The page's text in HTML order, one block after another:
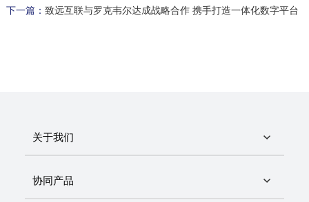
下一篇： 致远互联与罗克韦尔达成战略合作 携手打造一体化数字平台
关于我们
协同产品